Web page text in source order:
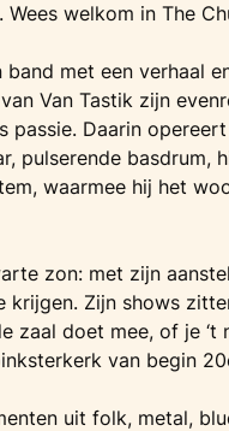
welkom in The
met een verhaal
Van Tastik zijn
passie. Daarin
pulserende basdrum,
waarmee hij het
zon: met zijn
krijgen. Zijn shows
zaal doet mee, of je
van begin
uit folk, metal,